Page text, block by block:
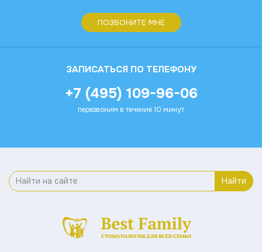
ПОЗВОНИТЕ МНЕ
ЗАПИСАТЬСЯ ПО ТЕЛЕФОНУ
+7 (495) 109-96-06
перезвоним в течение 10 минут
Найти